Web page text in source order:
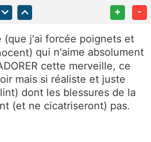
+ -
(que j'ai forcée poignets et
) qui n'aime absolument
cette merveille, ce
mais si réaliste et juste
dont les blessures de la
(et ne cicatriseront) pas.